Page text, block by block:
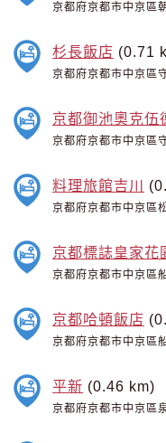
京都府京都市中京區
杉長飯店 (0.71
京都府京都市中京區
京都御池奧克伍
京都府京都市中京區
料理旅館吉川
京都府京都市中京區
京都標誌皇家花
京都府京都市中京區
京都哈頓飯店
京都府京都市中京區
平新 (0.46 km)
京都府京都市中京區